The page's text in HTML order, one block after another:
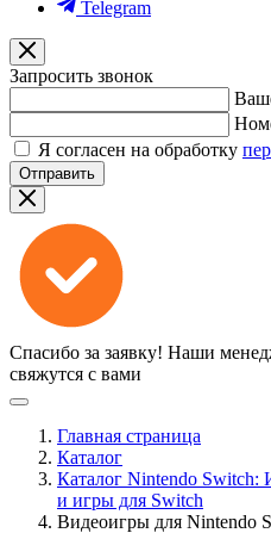
Telegram
Запросить звонок
Я согласен на обработку
Отправить
Спасибо за заявку! Наши
свяжутся с вами
Главная страница
Каталог
Каталог Nintendo Switch:
и игры для Switch
Видеоигры для Nintendo